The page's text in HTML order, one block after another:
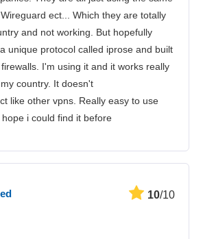
ect... Which they are totally
and not working. But hopefully
unique protocol called iprose and built
I'm using it and it works really
country. It doesn't
like other vpns. Really easy to use
i could find it before
10/10